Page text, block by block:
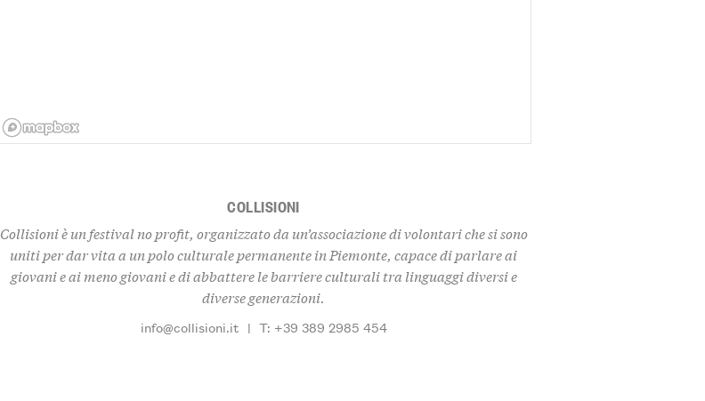
COLLISIONI
Collisioni è un festival no profit, organizzato da un’associazione di volontari che si sono
uniti per dar vita a un polo culturale permanente in Piemonte, capace di parlare ai
giovani e ai meno giovani e di abbattere le barriere culturali tra linguaggi diversi e
diverse generazioni.
info@collisioni.it | T: +39 389 2985 454